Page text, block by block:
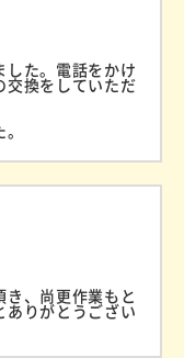
た。電話をかけ
交換をしていただ
、尚更作業もと
ありがとうござい